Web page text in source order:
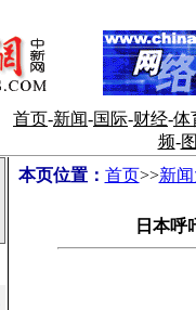
首页-新闻-国际-财经-体
频-
本页位置： 首页>>新
日本呼